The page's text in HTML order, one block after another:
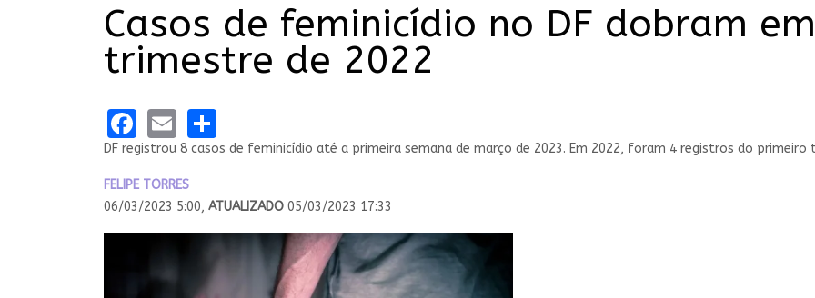
Casos de feminicídio no DF dobram
trimestre de 2022
Facebook
Email
DF registrou 8 casos de feminicídio até a primeira semana de março de 2023. Em 2022, foram 4 registros do primeiro
FELIPE TORRES
06/03/2023 5:00, ATUALIZADO 05/03/2023 17:33